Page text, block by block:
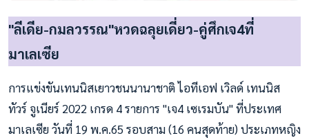
"ลีเดีย-กมลวรรณ"หวดฉลุยเดี่ยว-คู่ศึกเจ4ที่
มาเลเซีย
การแข่งขันเทนนิสเยาวชนนานาชาติ ไอทีเอฟ เวิลด์ เทนนิส
ทัวร์ จูเนียร์ 2022 เกรด 4 รายการ "เจ4 เซเรมบัน" ที่ประเทศ
มาเลเซีย วันที่ 19 พ.ค.65 รอบสาม (16 คนสุดท้าย) ประเภทหญิง